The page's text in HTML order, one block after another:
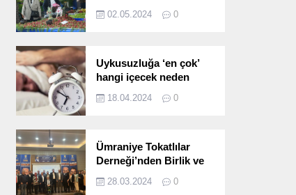
02.05.2024 0
Uykusuzluğa ‘en çok’
hangi içecek neden
18.04.2024 0
Ümraniye Tokatlılar
Derneği’nden Birlik ve
Programı
28.03.2024 0